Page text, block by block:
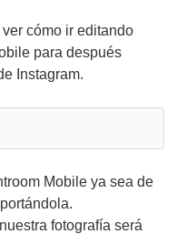
cómo ir editando
para después
Instagram.
Mobile ya sea de
fotografía será